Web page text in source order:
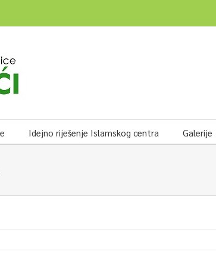
Idejno riješenje Islamskog centra Galerije